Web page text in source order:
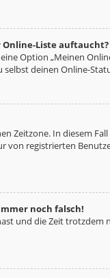
Liste auftaucht?
Option „Meinen
deinen Online-
Zeitzone. In diesem
von registrierten
noch falsch!
und die Zeit